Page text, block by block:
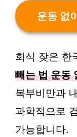
운동 없
회식 잦은 한
빼는 법 운동
복부비만과
과학적으로
가능합니다.